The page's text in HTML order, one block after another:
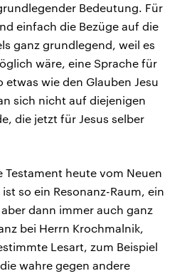
Bedeutung. Für
einfach die Bezüge auf die
ganz grundlegend, weil es
wäre, eine Sprache für
etwas wie den Glauben Jesu
sich nicht auf diejenigen
die jetzt für Jesus selber
Testament heute vom Neuen
so ein Resonanz-Raum, ein
dann immer auch ganz
bei Herrn Krochmalnik,
Lesart, zum Beispiel
wahre gegen andere